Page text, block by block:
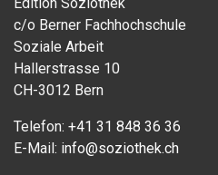
c/o Berner Fachhochschule
Soziale Arbeit
Hallerstrasse 10
CH-3012 Bern
Telefon: +41 31 848 36 36
E-Mail: info@soziothek.ch